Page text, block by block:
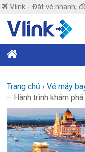
Skip
content
Vlink - Đặt vé nhanh,
Vlink
nhanh,
đồng
hành
tận
tâm
Trang chủ ›Vé máy
– Hành trình khám